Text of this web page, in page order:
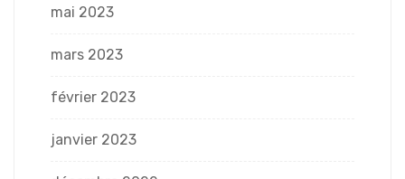
mai 2023
mars 2023
février 2023
janvier 2023